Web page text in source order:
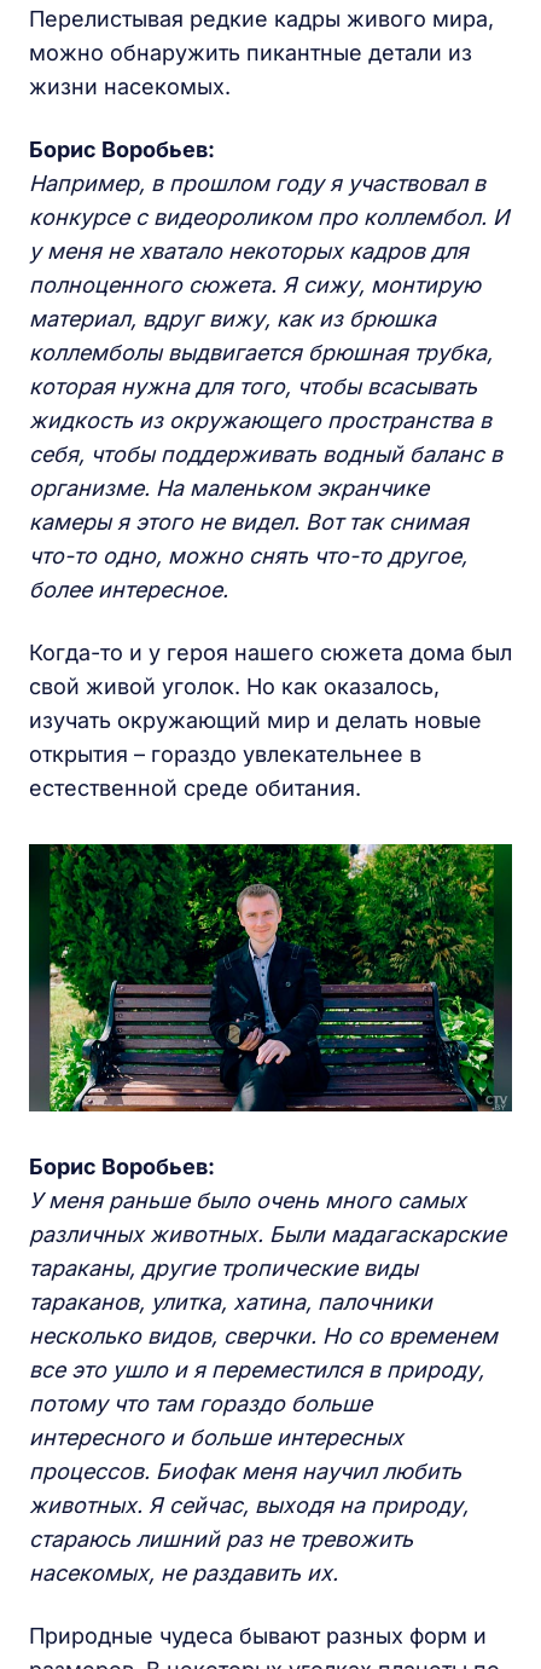
Перелистывая редкие кадры живого мира,
можно обнаружить пикантные детали из
жизни насекомых.
Борис Воробьев:
Например, в прошлом году я участвовал в
конкурсе с видеороликом про коллембол. И
у меня не хватало некоторых кадров для
полноценного сюжета. Я сижу, монтирую
материал, вдруг вижу, как из брюшка
коллемболы выдвигается брюшная трубка,
которая нужна для того, чтобы всасывать
жидкость из окружающего пространства в
себя, чтобы поддерживать водный баланс в
организме. На маленьком экранчике
камеры я этого не видел. Вот так снимая
что-то одно, можно снять что-то другое,
более интересное.
Когда-то и у героя нашего сюжета дома был
свой живой уголок. Но как оказалось,
изучать окружающий мир и делать новые
открытия – гораздо увлекательнее в
естественной среде обитания.
Борис Воробьев:
У меня раньше было очень много самых
различных животных. Были мадагаскарские
тараканы, другие тропические виды
тараканов, улитка, хатина, палочники
несколько видов, сверчки. Но со временем
все это ушло и я переместился в природу,
потому что там гораздо больше
интересного и больше интересных
процессов. Биофак меня научил любить
животных. Я сейчас, выходя на природу,
стараюсь лишний раз не тревожить
насекомых, не раздавить их.
Природные чудеса бывают разных форм и